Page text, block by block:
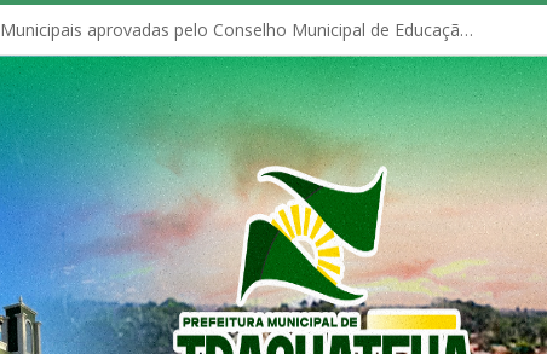
Políticas Municipais aprovadas pelo Conselho Municipal de Educação (CME)